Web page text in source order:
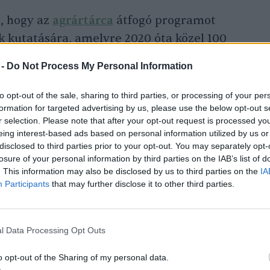
Do Not Process My Personal Information
opt-out of the sale, sharing to third parties, or processing of your
for targeted advertising by us, please use the below opt-out
selection. Please note that after your opt-out request is processed
interest-based ads based on personal information utilized by us
to third parties prior to your opt-out. You may separately
of your personal information by third parties on the IAB’s list of
This information may also be disclosed by us to third parties on the
Participants that may further disclose it to other third parties.
Data Processing Opt Outs
opt-out of the Sharing of my personal data.
az agrártárca átfogó programot
amelyre 2020 óta közel 100
mértékű pénzügyi támogatást harminc
kapott a hazai rezervátumprogram.
17 erdőrezervátum felmérése valósul
a 10 éves
a digitális
támogatjuk a
is